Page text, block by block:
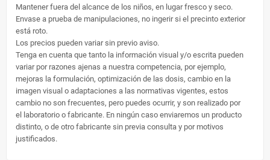
Mantener fuera del alcance de los niños, en lugar fresco y seco.
Envase a prueba de manipulaciones, no ingerir si el precinto exterior
está roto.
Los precios pueden variar sin previo aviso.
Tenga en cuenta que tanto la información visual y/o escrita pueden
variar por razones ajenas a nuestra competencia, por ejemplo,
mejoras la formulación, optimización de las dosis, cambio en la
imagen visual o adaptaciones a las normativas vigentes, estos
cambio no son frecuentes, pero puedes ocurrir, y son realizado por
el laboratorio o fabricante. En ningún caso enviaremos un producto
distinto, o de otro fabricante sin previa consulta y por motivos
justificados.